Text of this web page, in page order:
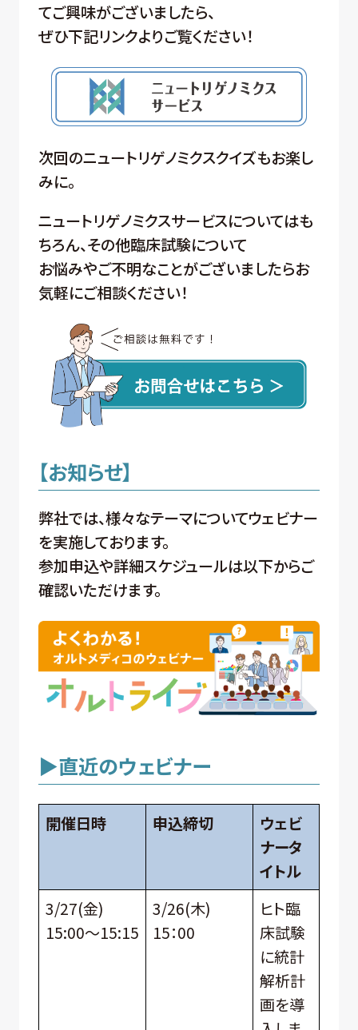
てご興味がございましたら、
ぜひ下記リンクよりご覧ください！
次回のニュートリゲノミクスクイズもお楽し
みに。
ニュートリゲノミクスサービスについてはも
ちろん、その他臨床試験について
お悩みやご不明なことがございましたらお
気軽にご相談ください！
【お知らせ】
弊社では、様々なテーマについてウェビナー
を実施しております。
参加申込や詳細スケジュールは以下からご
確認いただけます。
▶直近のウェビナー
開催日時 申込締切
ウェビ
ナータ
イトル
3/27(金)
15:00～15:15
3/26(木)
15：00
ヒト臨
床試験
に統計
解析計
画を導